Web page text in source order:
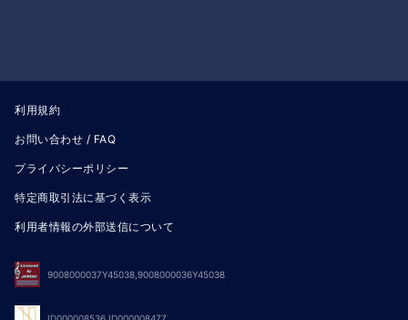
利用規約
お問い合わせ / FAQ
プライバシーポリシー
特定商取引法に基づく表示
利用者情報の外部送信について
9008000037Y45038,9008000036Y45038